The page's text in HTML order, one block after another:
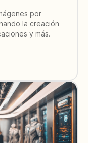
por
la creación
y más.